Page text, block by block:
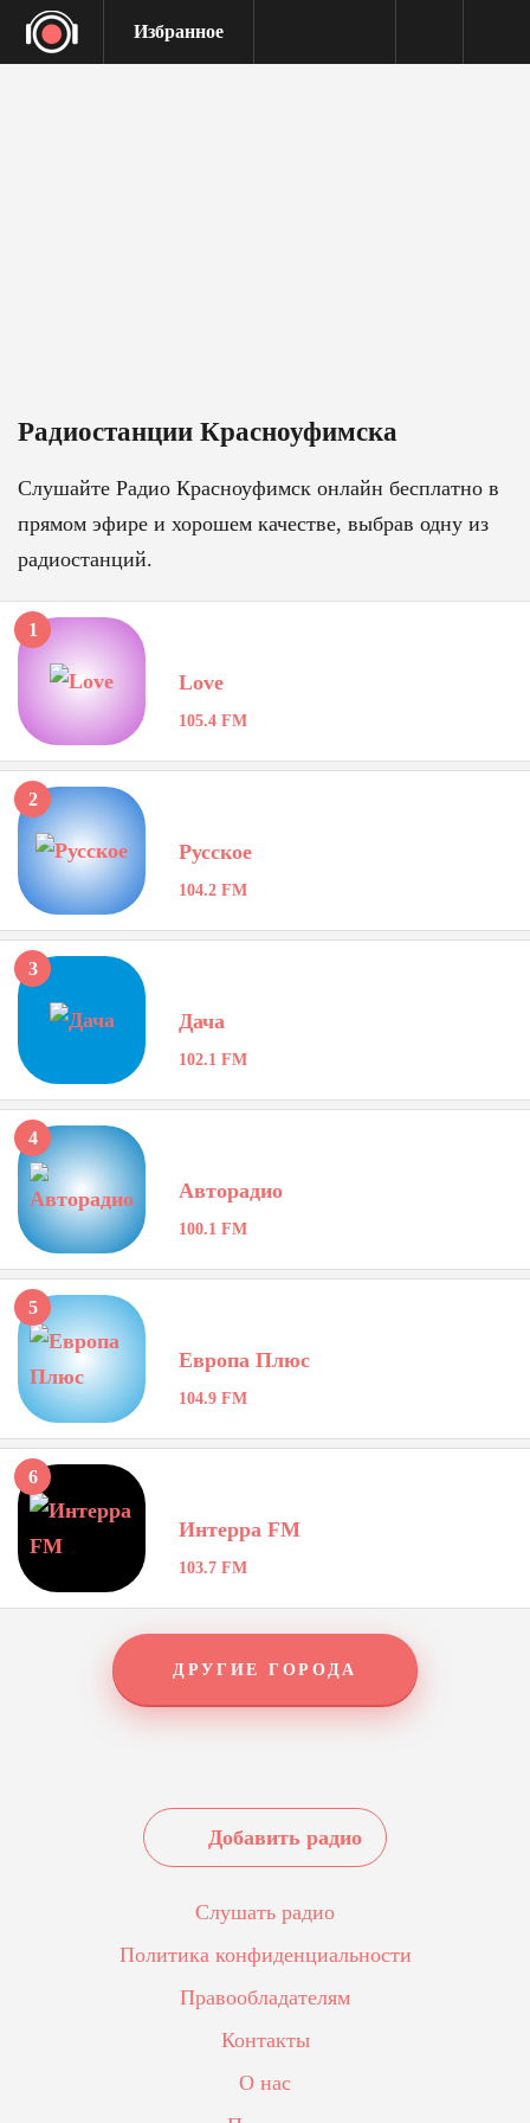
Избранное
Радиостанции Красноуфимска
Слушайте Радио Красноуфимск онлайн бесплатно в
прямом эфире и хорошем качестве, выбрав одну из
радиостанций.
1
Love
105.4 FM
2
Русское
104.2 FM
3
Дача
102.1 FM
4
Авторадио
100.1 FM
5
Европа Плюс
104.9 FM
6
Интерра FM
103.7 FM
ДРУГИЕ ГОРОДА
Добавить радио
Слушать радио
Политика конфиденциальности
Правообладателям
Контакты
О нас